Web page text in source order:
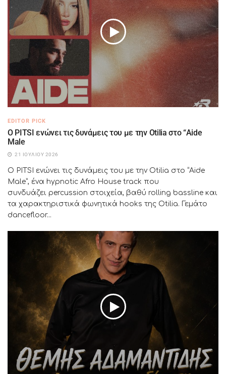
EDITOR PICK
Ο PITSI ενώνει τις δυνάμεις του με την Otilia στο “Aide
Male
21 ΙΟΥΛΊΟΥ 2026
Ο PITSI ενώνει τις δυνάμεις του με την Otilia στο “Aide
Male”, ένα hypnotic Afro House track που
συνδυάζει percussion στοιχεία, βαθύ rolling bassline και
τα χαρακτηριστικά φωνητικά hooks της Otilia. Γεμάτο
dancefloor...